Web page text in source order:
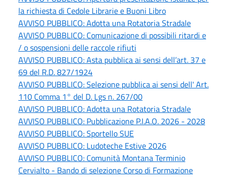
la richiesta di Cedole Librarie e Buoni Libro
AVVISO PUBBLICO: Adotta una Rotatoria Stradale
AVVISO PUBBLICO: Comunicazione di possibili ritardi e
/ o sospensioni delle raccole rifiuti
AVVISO PUBBLICO: Asta pubblica ai sensi dell’art. 37 e
69 del R.D. 827/1924
AVVISO PUBBLICO: Selezione pubblica ai sensi dell' Art.
110 Comma 1° del D. Lgs n. 267/00
AVVISO PUBBLICO: Adotta una Rotatoria Stradale
AVVISO PUBBLICO: Pubblicazione P.I.A.O. 2026 - 2028
AVVISO PUBBLICO: Sportello SUE
AVVISO PUBBLICO: Ludoteche Estive 2026
AVVISO PUBBLICO: Comunità Montana Terminio
Cervialto - Bando di selezione Corso di Formazione